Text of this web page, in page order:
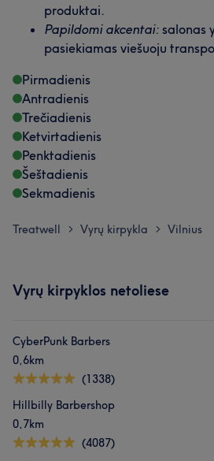
produktai.
Papildomi akcentai: salonas
pasiekiamas viešuoju
Pirmadienis
Antradienis
Trečiadienis
Ketvirtadienis
Penktadienis
Šeštadienis
Sekmadienis
Treatwell > Vyrų kirpykla > Vilnius
Vyrų kirpyklos netoliese
CyberPunk Barbers
0,6km
(1338)
Hillbilly Barbershop
0,7km
(4087)